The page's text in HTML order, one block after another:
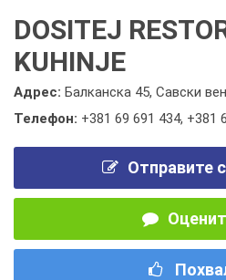
DOSITEJ
KUHINJE
Адрес: Балканска 45, Савски
Телефон: +381 69 691 434, +381
Отправите